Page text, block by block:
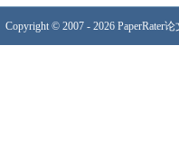
Copyright © 2007 - 2026 PaperRater